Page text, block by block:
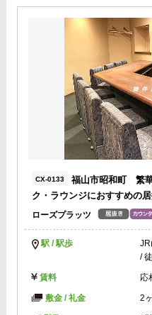
CX-0133
福山市昭和町 繁
ク・ラウンジにおすすめの居
ローズプラッツ
駅 / 駅歩
JR
/
賃料 応
敷金 / 礼金 2